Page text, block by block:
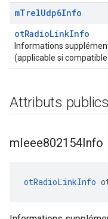
mTrelUdp6Info
otRadioLinkInfo
Informations
(applicable si
Attributs publics
mIeee802154Info
otRadioLinkInfo